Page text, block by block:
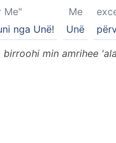
Me
Unë
Me"
nga Unë!
min amrihee